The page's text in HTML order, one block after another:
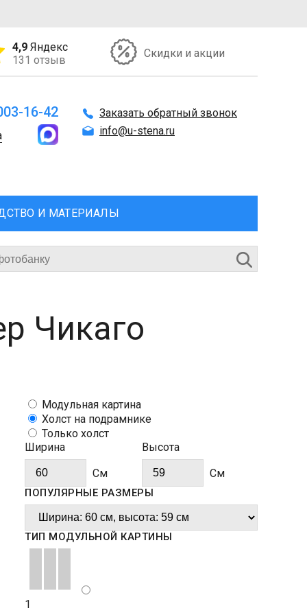
4,9 Яндекс
131 отзыв
Скидки и акции
16-42
Заказать обратный звонок
info@u-stena.ru
И МАТЕРИАЛЫ
Чикаго
Модульная картина
Холст на подрамнике
Только холст
Ширина
Cм
Высота
Cм
ПОПУЛЯРНЫЕ РАЗМЕРЫ
ТИП МОДУЛЬНОЙ КАРТИНЫ
1